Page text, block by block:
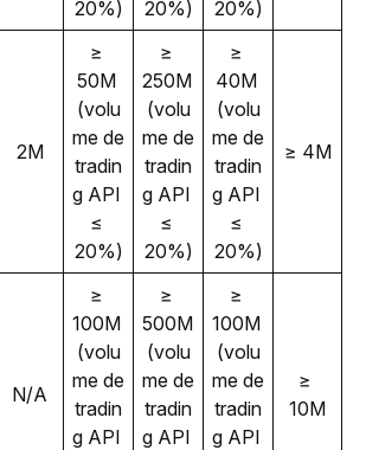
20%)
20%)
20%)
2M
≥
50M
(volu
me de
tradin
g API
≤
20%)
≥
250M
(volu
me de
tradin
g API
≤
20%)
≥
40M
(volu
me de
tradin
g API
≤
20%)
≥ 4M
N/A
≥
100M
(volu
me de
tradin
g API
≥
500M
(volu
me de
tradin
g API
≥
100M
(volu
me de
tradin
g API
≥
10M